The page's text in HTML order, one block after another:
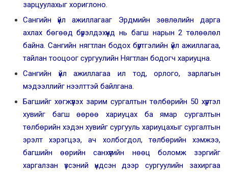
зарцуулахыг хориглоно.
Сангийн үйл ажиллагааг Эрдмийн зөвлөлийн дарга
ахлах бөгөөд бүрэлдэхүүнд нь багш нарын 2 төлөөлөл
байна. Сангийн нягтлан бодох бүртгэлийн үйл ажиллагаа,
тайлан тооцоог сургуулийн Нягтлан бодогч хариуцна.
Сангийн үйл ажиллагаа ил тод, орлого, зарлагын
мэдээллийг нээлттэй байлгана.
Багшийг хөгжүүлэх зарим сургалтын төлбөрийн 50 хүртэл
хувийг багш өөрөө хариуцах ба ямар сургалтын
төлбөрийн хэдэн хувийг сургууль хариуцахыг сургалтын
эрэлт хэрэгцээ, ач холбогдол, төлбөрийн хэмжээ,
багшийн өөрийн санхүүгийн нөөц боломж зэргийг
харгалзан үзсэний үндсэн дээр сургуулийн захиргаа